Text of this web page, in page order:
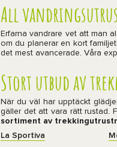
All
Erfarna vandrare vet att man
om du planerar en kort
det mest avancerade. Våra
Stort utbud av
När du väl har upptäckt
gäller det att vara rätt rustad.
sortiment av
La Sportiva